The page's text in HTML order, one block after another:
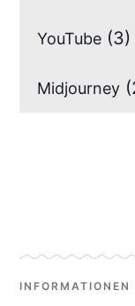
YouTube (3)
Midjourney
INFORMATIONEN